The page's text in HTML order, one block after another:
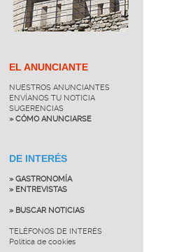
EL ANUNCIANTE
NUESTROS ANUNCIANTES
ENVÍANOS TU NOTICIA
SUGERENCIAS
» CÓMO ANUNCIARSE
DE INTERÉS
» GASTRONOMÍA
» ENTREVISTAS
» BUSCAR NOTICIAS
TELÉFONOS DE INTERÉS
Política de cookies